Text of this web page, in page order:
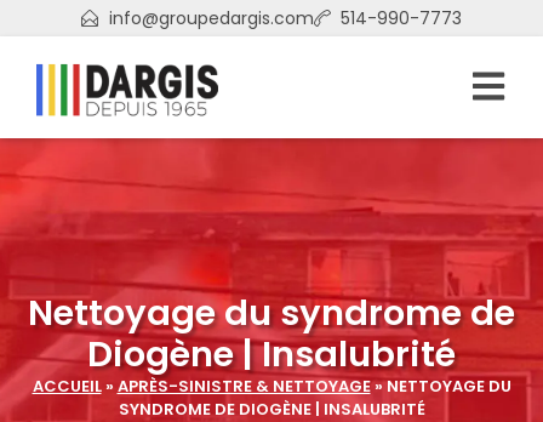
info@groupedargis.com 514-990-7773
Nettoyage du syndrome de
Diogène | Insalubrité
ACCUEIL» APRÈS-SINISTRE & NETTOYAGE»NETTOYAGE DU
SYNDROME DE DIOGÈNE | INSALUBRITÉ